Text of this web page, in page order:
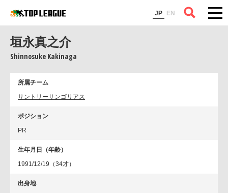
JP EN
コラム
垣永真之介
Shinnosuke Kakinaga
所属チーム
サントリーサンゴリアス
ポジション
PR
生年月日（年齢）
1991/12/19（34才）
出身地